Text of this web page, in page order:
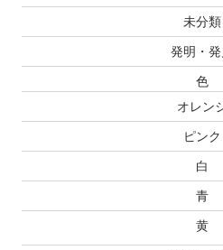
未分類
発明・
色
オレン
ピンク
白
青
黄